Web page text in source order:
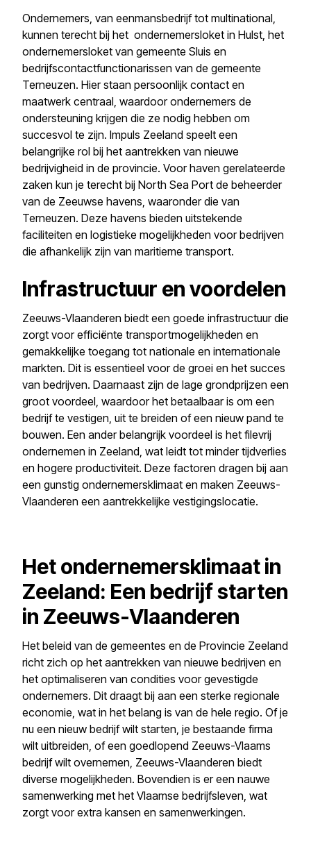
Ondernemers, van eenmansbedrijf tot multinational,
kunnen terecht bij het ondernemersloket in Hulst het
ondernemersloket van gemeente Sluis en
bedrijfscontactfunctionarissen van de gemeente
Terneuzen. Hier staan persoonlijk contact en
maatwerk centraal, waardoor ondernemers de
ondersteuning krijgen die ze nodig hebben om
succesvol te zijn. Impuls Zeeland speelt een
belangrijke rol bij het aantrekken van nieuwe
bedrijvigheid in de provincie. Voor haven gerelateerde
zaken kun je terecht bij North Sea Port de beheerder
van de Zeeuwse havens, waaronder die van
Terneuzen. Deze havens bieden uitstekende
faciliteiten en logistieke mogelijkheden voor bedrijven
die afhankelijk zijn van maritieme transport.
Infrastructuur en voordelen
Zeeuws-Vlaanderen biedt een goede infrastructuur die
zorgt voor efficiënte transportmogelijkheden en
gemakkelijke toegang tot nationale en internationale
markten. Dit is essentieel voor de groei en het succes
van bedrijven. Daarnaast zijn de lage grondprijzen een
groot voordeel, waardoor het betaalbaar is om een
bedrijf te vestigen, uit te breiden of een nieuw pand te
bouwen. Een ander belangrijk voordeel is het filevrij
ondernemen in Zeeland, wat leidt tot minder tijdverlies
en hogere productiviteit. Deze factoren dragen bij aan
een gunstig ondernemersklimaat en maken Zeeuws-
Vlaanderen een aantrekkelijke vestigingslocatie.
Het ondernemersklimaat in
Zeeland: Een bedrijf starten
in Zeeuws-Vlaanderen
Het beleid van de gemeentes en de Provincie Zeeland
richt zich op het aantrekken van nieuwe bedrijven en
het optimaliseren van condities voor gevestigde
ondernemers. Dit draagt bij aan een sterke regionale
economie, wat in het belang is van de hele regio. Of je
nu een nieuw bedrijf wilt starten, je bestaande firma
wilt uitbreiden, of een goedlopend Zeeuws-Vlaams
bedrijf wilt overnemen, Zeeuws-Vlaanderen biedt
diverse mogelijkheden. Bovendien is er een nauwe
samenwerking met het Vlaamse bedrijfsleven, wat
zorgt voor extra kansen en samenwerkingen.